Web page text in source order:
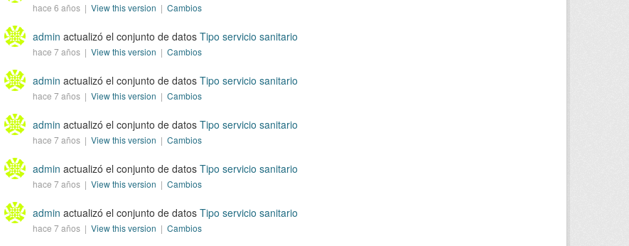
hace 6 años | View this version | Cambios
admin actualizó el conjunto de datos Tipo servicio sanitario
hace 7 años | View this version | Cambios
admin actualizó el conjunto de datos Tipo servicio sanitario
hace 7 años | View this version | Cambios
admin actualizó el conjunto de datos Tipo servicio sanitario
hace 7 años | View this version | Cambios
admin actualizó el conjunto de datos Tipo servicio sanitario
hace 7 años | View this version | Cambios
admin actualizó el conjunto de datos Tipo servicio sanitario
hace 7 años | View this version | Cambios